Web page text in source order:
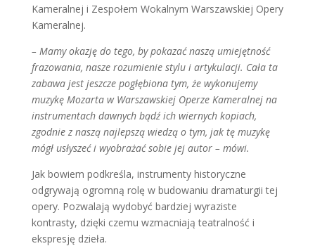
Kameralnej i Zespołem Wokalnym Warszawskiej Opery
Kameralnej.
– Mamy okazję do tego, by pokazać naszą umiejętność
frazowania, nasze rozumienie stylu i artykulacji. Cała ta
zabawa jest jeszcze pogłębiona tym, że wykonujemy
muzykę Mozarta w Warszawskiej Operze Kameralnej na
instrumentach dawnych bądź ich wiernych kopiach,
zgodnie z naszą najlepszą wiedzą o tym, jak tę muzykę
mógł usłyszeć i wyobrażać sobie jej autor – mówi.
Jak bowiem podkreśla, instrumenty historyczne
odgrywają ogromną rolę w budowaniu dramaturgii tej
opery. Pozwalają wydobyć bardziej wyraziste
kontrasty, dzięki czemu wzmacniają teatralność i
ekspresję dzieła.